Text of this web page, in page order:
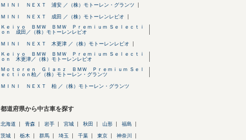
ＭＩＮＩ ＮＥＸＴ 浦安 ／（株）モトーレン・グランツ
ＭＩＮＩ ＮＥＸＴ 成田 ／（株）モトーレンレピオ
Ｋｅｉｙｏ ＢＭＷ ＢＭＷ Ｐｒｅｍｉｕｍ Ｓｅｌｅｃｔｉ
ｏｎ 成田／（株）モトーレンレピオ
ＭＩＮＩ ＮＥＸＴ 木更津 ／（株）モトーレンレピオ
Ｋｅｉｙｏ ＢＭＷ ＢＭＷ Ｐｒｅｍｉｕｍ Ｓｅｌｅｃｔｉ
ｏｎ 木更津／（株）モトーレンレピオ
Ｍｏｔｏｒｅｎ Ｇｌａｎｚ ＢＭＷ Ｐｒｅｍｉｕｍ Ｓｅｌ
ｅｃｔｉｏｎ柏／（株）モトーレン・グランツ
ＭＩＮＩ ＮＥＸＴ 柏 ／（株）モトーレン・グランツ
都道府県から中古車を探す
北海道 青森 岩手 宮城 秋田 山形 福島
茨城 栃木 群馬 埼玉 千葉 東京 神奈川